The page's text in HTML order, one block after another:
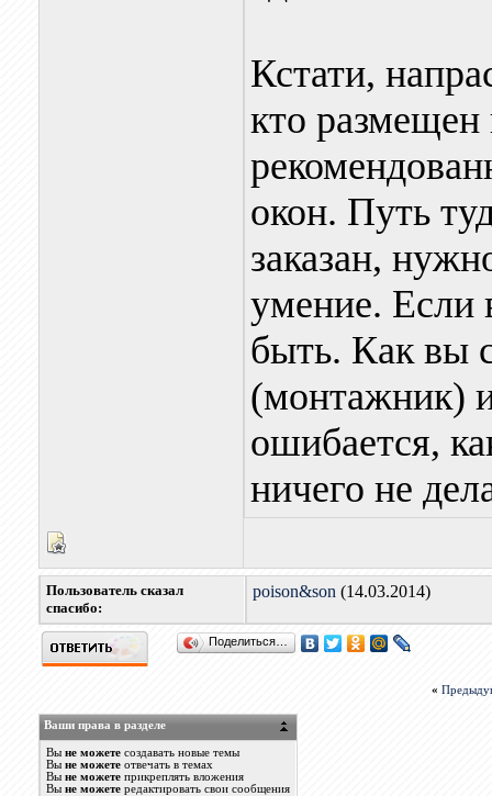
Кстати,
кто размещен
окон. Путь
заказан,
умение. Если
быть. Как вы
(монтажник)
ошибается,
ничего не
Пользователь сказал
cпасибо:
poison&son (14.03.2014)
Поделиться…
«
Ваши права в разделе
Вы не можетесоздавать новые темы
Вы не можетеотвечать в темах
Вы не можетеприкреплять вложения
Вы не можетередактировать свои сообщения